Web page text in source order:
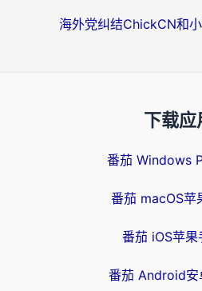
下载应
番茄 Windows
番茄 macOS苹
番茄 iOS苹果
番茄 Android安